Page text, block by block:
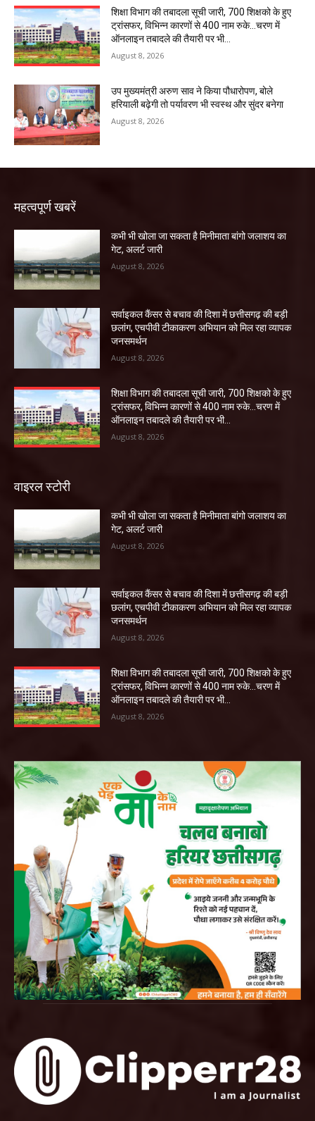
शिक्षा विभाग की तबादला सूची जारी, 700 शिक्षको के हुए
ट्रांसफर, विभिन्न कारणों से 400 नाम रुके…चरण में
ऑनलाइन तबादले की तैयारी पर भी...
August 8, 2026
उप मुख्यमंत्री अरुण साव ने किया पौधारोपण, बोले
हरियाली बढ़ेगी तो पर्यावरण भी स्वस्थ और सुंदर बनेगा
August 8, 2026
महत्वपूर्ण खबरें
कभी भी खोला जा सकता है मिनीमाता बांगो जलाशय का
गेट, अलर्ट जारी
August 8, 2026
सर्वाइकल कैंसर से बचाव की दिशा में छत्तीसगढ़ की बड़ी
छलांग, एचपीवी टीकाकरण अभियान को मिल रहा व्यापक
जनसमर्थन
August 8, 2026
शिक्षा विभाग की तबादला सूची जारी, 700 शिक्षको के हुए
ट्रांसफर, विभिन्न कारणों से 400 नाम रुके…चरण में
ऑनलाइन तबादले की तैयारी पर भी...
August 8, 2026
वाइरल स्टोरी
कभी भी खोला जा सकता है मिनीमाता बांगो जलाशय का
गेट, अलर्ट जारी
August 8, 2026
सर्वाइकल कैंसर से बचाव की दिशा में छत्तीसगढ़ की बड़ी
छलांग, एचपीवी टीकाकरण अभियान को मिल रहा व्यापक
जनसमर्थन
August 8, 2026
शिक्षा विभाग की तबादला सूची जारी, 700 शिक्षको के हुए
ट्रांसफर, विभिन्न कारणों से 400 नाम रुके…चरण में
ऑनलाइन तबादले की तैयारी पर भी...
August 8, 2026